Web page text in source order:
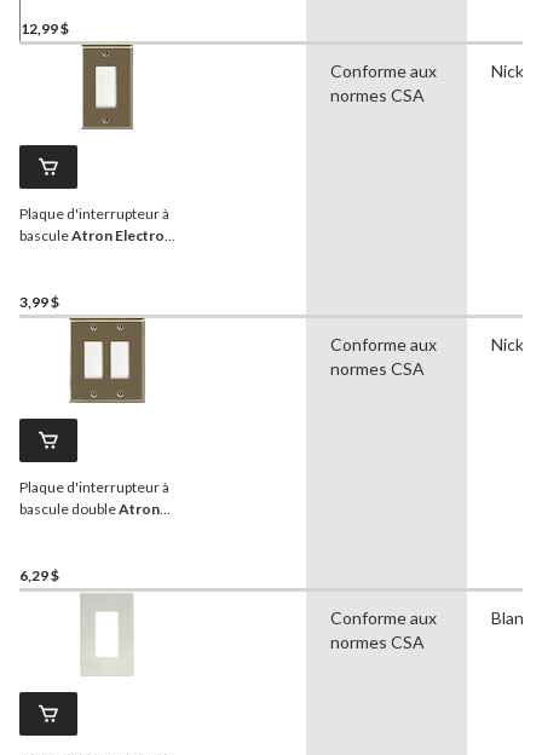
12,99 $
Plaque d'interrupteur à
basculeAtron Electro
3,99 $
Conforme aux
normes CSA
Nickel
Plaque d'interrupteur à
bascule doubleAtron
nickel brossé
6,29 $
Conforme aux
normes CSA
Nickel
Conforme aux
normes CSA
Blanc